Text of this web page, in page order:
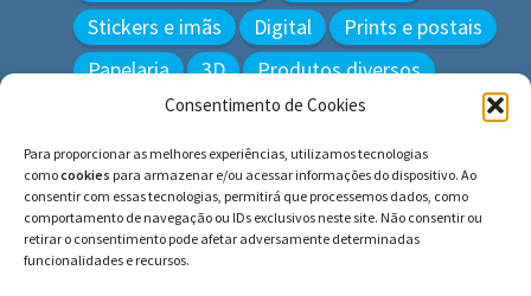
Consentimento de Cookies
Para proporcionar as melhores experiências, utilizamos tecnologias
comocookies para armazenar e/ou acessar informações do dispositivo. Ao
consentir com essas tecnologias, permitirá que processemos dados, como
comportamento de navegação ou IDs exclusivos neste site. Não consentir ou
retirar o consentimento pode afetar adversamente determinadas
funcionalidades e recursos.
Stickers e imãs
Digital
Prints e postais
Papelaria
3D Produtos diversos
Pesquisar
por: